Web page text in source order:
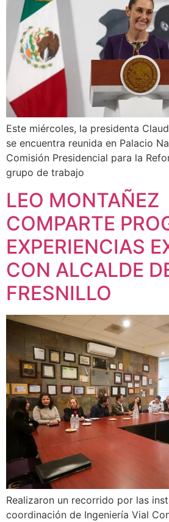
Este miércoles, la presidenta
se encuentra reunida en Palacio
Comisión Presidencial para la
grupo de trabajo
LEO MONTAÑEZ
COMPARTE
EXPERIENCIAS
CON ALCALDE
FRESNILLO
Realizaron un recorrido por las
coordinación de Ingeniería Vial